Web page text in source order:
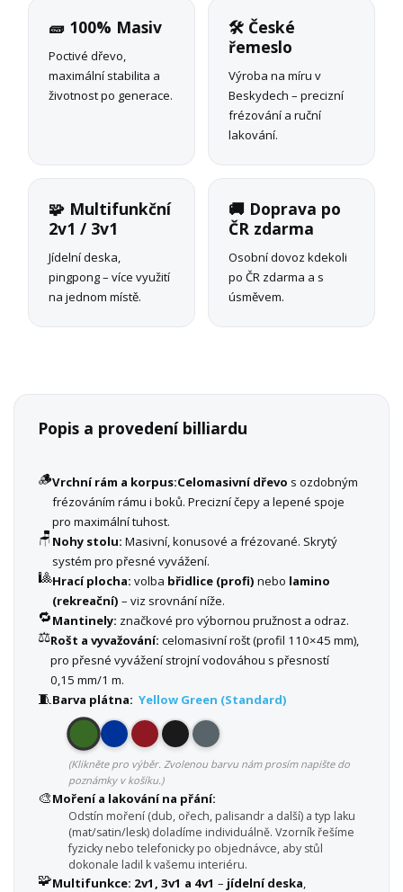
🧱 100% Masiv
Poctivé dřevo,
maximální stabilita a
životnost po generace.
🛠 České
řemeslo
Výroba na míru v
Beskydech – precizní
frézování a ruční
lakování.
🧩 Multifunkční
2v1 / 3v1
Jídelní deska,
pingpong – více využití
na jednom místě.
🚚 Doprava po
ČR zdarma
Osobní dovoz kdekoli
po ČR zdarma a s
úsměvem.
Popis a provedení billiardu
🪵Vrchní rám a korpus:Celomasivní dřevo s ozdobným
frézováním rámu i boků. Precizní čepy a lepené spoje
pro maximální tuhost.
🪑 Nohy stolu: Masivní, konusové a frézované. Skrytý
systém pro přesné vyvážení.
🎱Hrací plocha: volba břidlice (profi) nebo lamino
(rekreační) – viz srovnání níže.
🔁Mantinely: značkové pro výbornou pružnost a odraz.
⚖️Rošt a vyvažování: celomasivní rošt (profil 110×45 mm),
pro přesné vyvážení strojní vodováhou s přesností
0,15 mm/1 m.
🧵Barva plátna: Yellow Green (Standard)
(Klikněte pro výběr. Zvolenou barvu nám prosím napište do
poznámky v košíku.)
🎨Moření a lakování na přání:
Odstín moření (dub, ořech, palisandr a další) a typ laku
(mat/satin/lesk) doladíme individuálně. Vzorník řešíme
fyzicky nebo telefonicky po objednávce, aby stůl
dokonale ladil k vašemu interiéru.
🧩Multifunkce: 2v1, 3v1 a 4v1 – jídelní deska,